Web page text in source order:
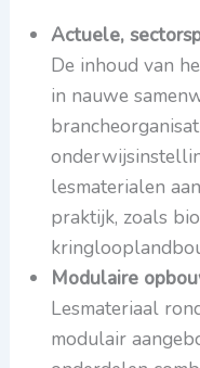
Actuele,
De inhoud van
in nauwe
lesmaterialen
praktijk, zoals
Modulaire
Lesmateriaal
modulair